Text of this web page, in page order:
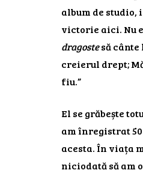
album de
victorie aici. Nu
dragostesă cânte
creierul drept;
fiu.”
El se grăbește
am înregistrat
acesta. În viața
niciodată să am